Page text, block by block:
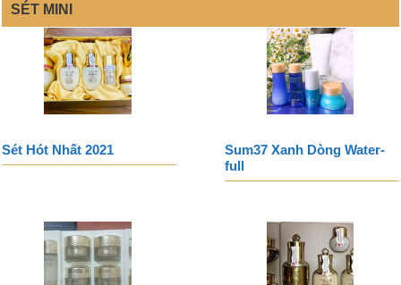
SÉT MINI
Sét Hót Nhất 2021
Sum37 Xanh Dòng Water-
full